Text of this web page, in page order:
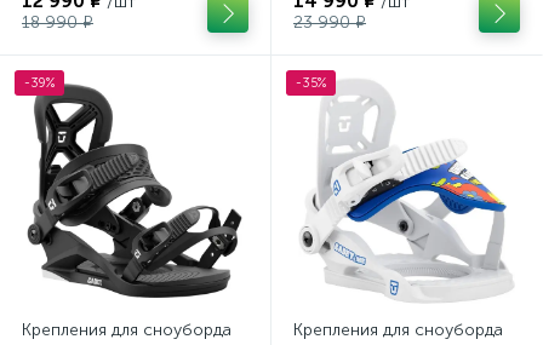
18 990 ₽
23 990 ₽
-39%
Крепления для сноуборда
-35%
Крепления для сноуборда